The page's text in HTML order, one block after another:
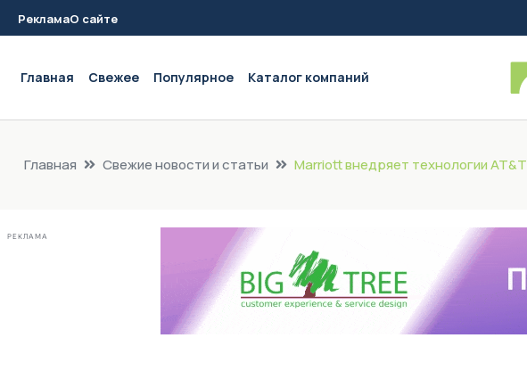
РекламаО сайте
Главная Свежее Популярное Каталог компаний
Главная Свежие новости и статьи Marriott внедряет технологии AT&T
РЕКЛАМА